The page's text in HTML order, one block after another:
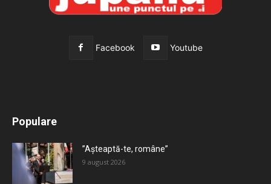
Facebook Youtube
Populare
”Așteaptă-te, române”
9 august 2026